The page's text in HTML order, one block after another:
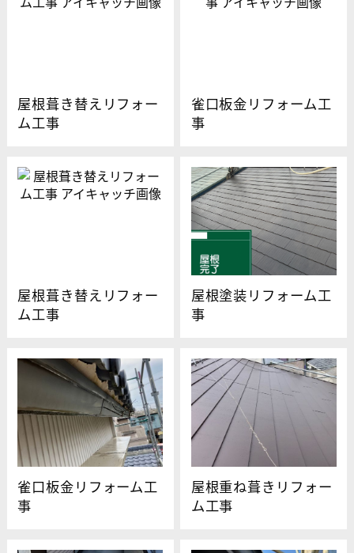
屋根葺き替えリフォー
ム工事
雀口板金リフォーム工
事
屋根葺き替えリフォー
ム工事
屋根塗装リフォーム工
事
雀口板金リフォーム工
事
屋根重ね葺きリフォー
ム工事